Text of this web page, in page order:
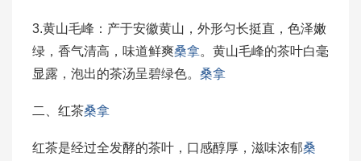
3.黄山毛峰：产于安徽黄山，外形匀长挺直，色泽嫩
绿，香气清高，味道鲜爽桑拿。黄山毛峰的茶叶白毫
显露，泡出的茶汤呈碧绿色。 桑拿
二、红茶桑拿
红茶是经过全发酵的茶叶，口感醇厚，滋味浓郁桑